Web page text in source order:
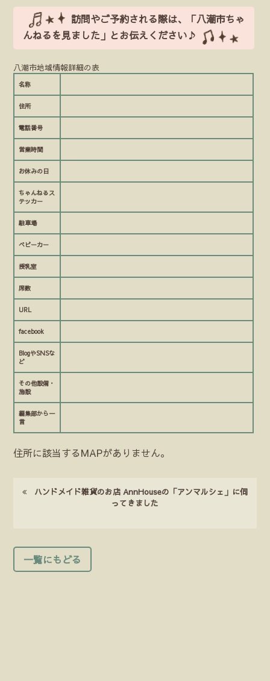
訪問やご予約される際は、「八潮市ちゃ
んねるを見ました」とお伝えください♪
八潮市地域情報詳細の表
名称
住所
電話番号
営業時間
お休みの日
ちゃんねるス
テッカー
駐車場
ベビーカー
授乳室
席数
URL
facebook
BlogやSNSな
ど
その他設備・
施設
編集部から一
言
住所に該当するMAPがありません。
ハンドメイド雑貨のお店 AnnHouseの「アンマルシェ」に伺
ってきました
一覧にもどる